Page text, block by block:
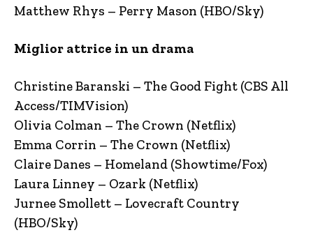
Matthew Rhys – Perry Mason (HBO/Sky)
Miglior attrice in un drama
Christine Baranski – The Good Fight (CBS All
Access/TIMVision)
Olivia Colman – The Crown (Netflix)
Emma Corrin – The Crown (Netflix)
Claire Danes – Homeland (Showtime/Fox)
Laura Linney – Ozark (Netflix)
Jurnee Smollett – Lovecraft Country
(HBO/Sky)